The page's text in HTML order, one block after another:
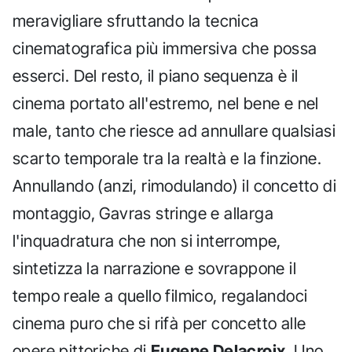
meravigliare sfruttando la tecnica
cinematografica più immersiva che possa
esserci. Del resto, il piano sequenza è il
cinema portato all'estremo, nel bene e nel
male, tanto che riesce ad annullare qualsiasi
scarto temporale tra la realtà e la finzione.
Annullando (anzi, rimodulando) il concetto di
montaggio, Gavras stringe e allarga
l'inquadratura che non si interrompe,
sintetizza la narrazione e sovrappone il
tempo reale a quello filmico, regalandoci
cinema puro che si rifà per concetto alle